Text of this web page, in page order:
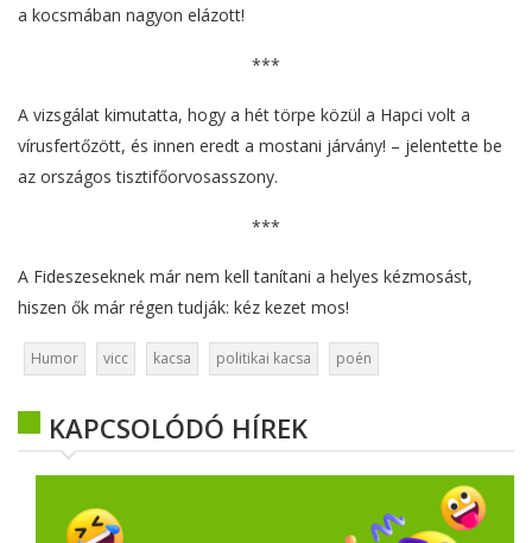
a kocsmában nagyon elázott!
***
A vizsgálat kimutatta, hogy a hét törpe közül a Hapci volt a
vírusfertőzött, és innen eredt a mostani járvány! – jelentette be
az országos tisztifőorvosasszony.
***
A Fideszeseknek már nem kell tanítani a helyes kézmosást,
hiszen ők már régen tudják: kéz kezet mos!
Humor vicc kacsa politikai kacsa poén
KAPCSOLÓDÓ HÍREK